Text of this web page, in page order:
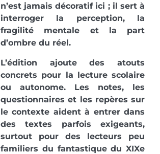
n’est jamais décoratif ici ; il sert à
interroger la perception, la
fragilité mentale et la part
d’ombre du réel.
L’édition ajoute des atouts
concrets pour la lecture scolaire
ou autonome. Les notes, les
questionnaires et les repères sur
le contexte aident à entrer dans
des textes parfois exigeants,
surtout pour des lecteurs peu
familiers du fantastique du XIXe